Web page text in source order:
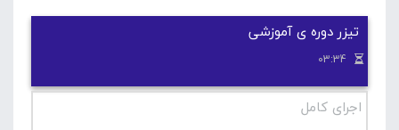
آموزش مقدماتی گیتارتیزر دوره ی آموزشی
اجرای کامل